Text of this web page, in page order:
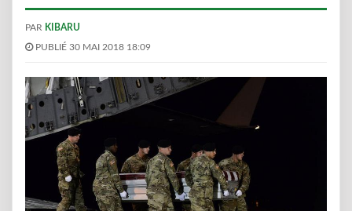
PAR KIBARU
PUBLIÉ 30 MAI 2018 18:09